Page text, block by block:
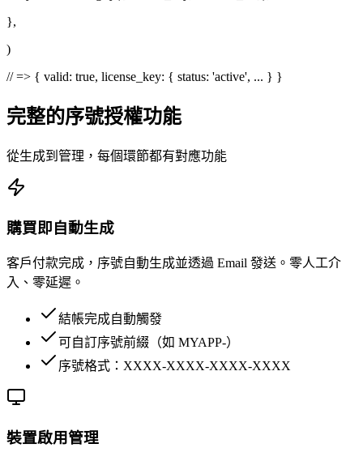
},
)
// => { valid: true, license_key: { status: 'active', ... } }
完整的序號授權功能
從生成到管理，每個環節都有對應功能
購買即自動生成
客戶付款完成，序號自動生成並透過 Email 發送。零人工介
入、零延遲。
結帳完成自動觸發
可自訂序號前綴（如 MYAPP-）
序號格式：XXXX-XXXX-XXXX-XXXX
裝置啟用管理